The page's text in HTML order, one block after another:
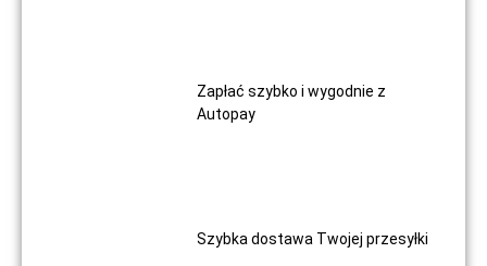
Zapłać szybko i wygodnie z
Autopay
Szybka dostawa Twojej przesyłki